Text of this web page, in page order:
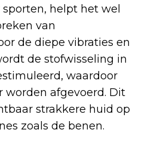
helpt het wel
van
de diepe vibraties en
de stofwisseling in
waardoor
worden afgevoerd. Dit
strakkere huid op
zoals de benen.